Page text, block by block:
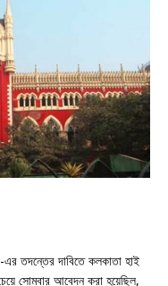
তদন্তের দাবিতে কলকাতা হাই
সোমবার আবেদন করা হয়েছিল,